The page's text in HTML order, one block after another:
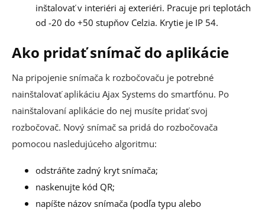
inštalovať v interiéri aj exteriéri. Pracuje pri teplotách
od -20 do +50 stupňov Celzia. Krytie je IP 54.
Ako pridať snímač do aplikácie
Na pripojenie snímača k rozbočovaču je potrebné
nainštalovať aplikáciu Ajax Systems do smartfónu. Po
nainštalovaní aplikácie do nej musíte pridať svoj
rozbočovač. Nový snímač sa pridá do rozbočovača
pomocou nasledujúceho algoritmu:
odstráňte zadný kryt snímača;
naskenujte kód QR;
napíšte názov snímača (podľa typu alebo